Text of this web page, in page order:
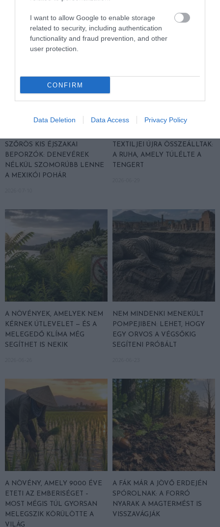
I want to allow Google to enable storage
related to security, including authentication
functionality and fraud prevention, and other
user protection.
CONFIRM
Data Deletion Data Access Privacy Policy
SZŐRÖS KIS ÉJSZAKAI
BEPORZÓK: DENEVÉREK
NÉLKÜL SZOMORÚBB LENNE
A MEXIKÓI POHÁR
TEXTILJEI ÚJRA ÖSSZEÁLLTAK:
A RUHA, AMELY TÚLÉLTE A
TENGERT
A NÖVÉNYEK, AMELYEK NEM
KÉRNEK ÚTLEVELET — ÉS A
MELEGEDŐ KLÍMA MÉG
SEGÍTHET IS NEKIK
NEM MINDENKI MENEKÜLT
POMPEJIBEN: LEHET, HOGY
EGY ORVOS A VÉGSŐKIG
SEGÍTENI PRÓBÁLT
A NÖVÉNY, AMELY 9000 ÉVE
ETETI AZ EMBERISÉGET –
MOST MÉGIS TÚL GYORSAN
MELEGSZIK KÖRÜLÖTTE A
VILÁG
A FÁK MÁR A JÖVŐ ERDEJÉN
SPÓROLNAK: A FORRÓ
NYARAK A MAGTERMÉST IS
VISSZAVÁGJÁK